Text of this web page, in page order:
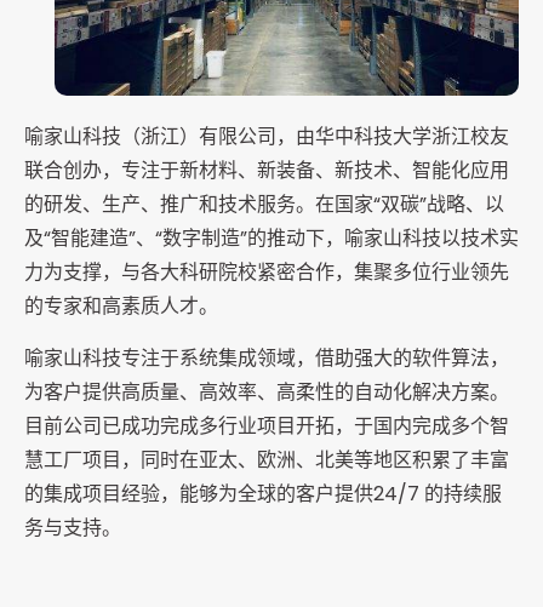
喻家山科技（浙江）有限公司，由华中科技大学浙江校友
联合创办，专注于新材料、新装备、新技术、智能化应用
的研发、生产、推广和技术服务。在国家“双碳”战略、以
及“智能建造”、“数字制造”的推动下，喻家山科技以技术实
力为支撑，与各大科研院校紧密合作，集聚多位行业领先
的专家和高素质人才。
喻家山科技专注于系统集成领域，借助强大的软件算法，
为客户提供高质量、高效率、高柔性的自动化解决方案。
目前公司已成功完成多行业项目开拓，于国内完成多个智
慧工厂项目，同时在亚太、欧洲、北美等地区积累了丰富
的集成项目经验，能够为全球的客户提供24/7 的持续服
务与支持。